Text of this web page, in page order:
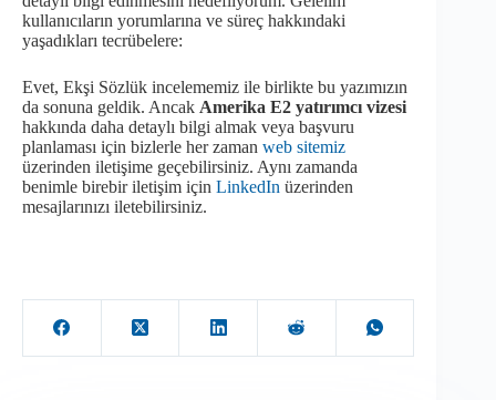
kullanıcıların yorumlarına ve süreç hakkındaki
yaşadıkları tecrübelere:
Evet, Ekşi Sözlük incelememiz ile birlikte bu yazımızın
da sonuna geldik. Ancak Amerika E2 yatırımcı vizesi
hakkında daha detaylı bilgi almak veya başvuru
planlaması için bizlerle her zaman web sitemiz
üzerinden iletişime geçebilirsiniz. Aynı zamanda
benimle birebir iletişim için LinkedIn üzerinden
mesajlarınızı iletebilirsiniz.